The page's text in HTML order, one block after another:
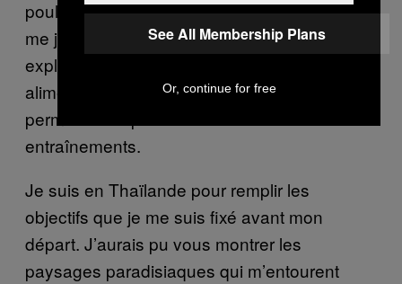
poulet et bien entendu beaucoup de riz. Je
me juste fait avoir par le piment qui m’a
explosé la bouche deux ou trois fois. Une
alimentation moins grasse qui, bien sûr, me
permet d’être plus efficace lors des
entraînements.
Je suis en Thaïlande pour remplir les
objectifs que je me suis fixé avant mon
départ. J’aurais pu vous montrer les
paysages paradisiaques qui m’entourent
See All Membership Plans
Or, continue for free